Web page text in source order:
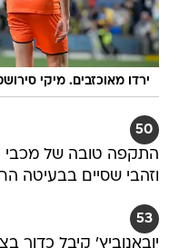
ירדו מאוכזבים. מיקי
50
התקפה טובה של מכבי
וזהבי שסיים בבעיטה
53
יובאנוביץ' קיבל כדור